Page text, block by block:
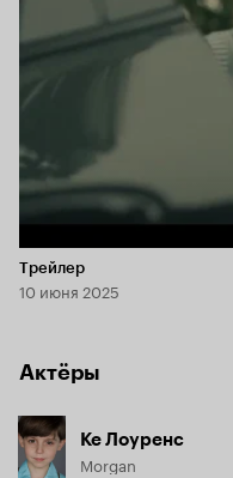
Длительность 2 мин
Трейлер
10 июня 2025
Актёры
Ке Лоуренс
Morgan